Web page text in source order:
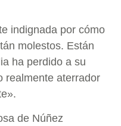
indignada por cómo
molestos. Están
ha perdido a su
realmente aterrador
de Núñez